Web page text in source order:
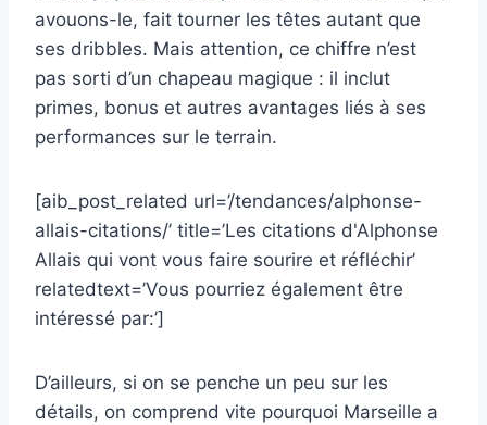
avouons-le, fait tourner les têtes autant que
ses dribbles. Mais attention, ce chiffre n’est
pas sorti d’un chapeau magique : il inclut
primes, bonus et autres avantages liés à ses
performances sur le terrain.
[aib_post_related url=’/tendances/alphonse-
allais-citations/’ title=’Les citations d'Alphonse
Allais qui vont vous faire sourire et réfléchir’
relatedtext=’Vous pourriez également être
intéressé par:’]
D’ailleurs, si on se penche un peu sur les
détails, on comprend vite pourquoi Marseille a